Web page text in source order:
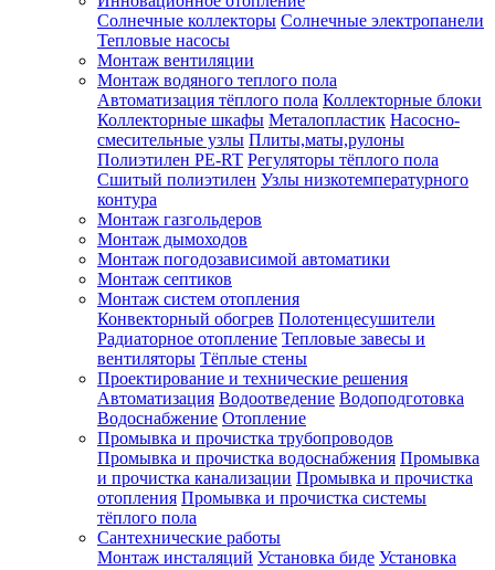
Солнечные коллекторы Солнечные электропанели
Тепловые насосы
Монтаж вентиляции
Монтаж водяного теплого пола
Автоматизация тёплого пола Коллекторные блоки
Коллекторные шкафы Металопластик Насосно-
смесительные узлы Плиты,маты,рулоны
Полиэтилен PE-RT Регуляторы тёплого пола
Сшитый полиэтилен Узлы низкотемпературного
контура
Монтаж газгольдеров
Монтаж дымоходов
Монтаж погодозависимой автоматики
Монтаж септиков
Монтаж систем отопления
Конвекторный обогрев Полотенцесушители
Радиаторное отопление Тепловые завесы и
вентиляторы Тёплые стены
Проектирование и технические решения
Автоматизация Водоотведение Водоподготовка
Водоснабжение Отопление
Промывка и прочистка трубопроводов
Промывка и прочистка водоснабжения Промывка
и прочистка канализации Промывка и прочистка
отопления Промывка и прочистка системы
тёплого пола
Сантехнические работы
Монтаж инсталяций Установка биде Установка